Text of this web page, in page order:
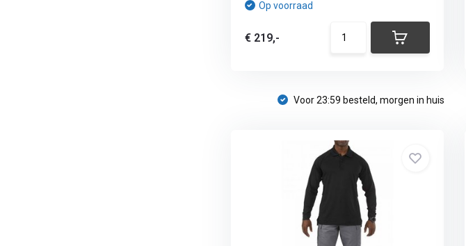
Op voorraad
€ 219,-
Voor 23:59 besteld, morgen in huis